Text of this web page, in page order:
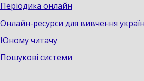
Періодика онлайн
Онлайн-ресурси для вивчення
Юному читачу
Пошукові системи